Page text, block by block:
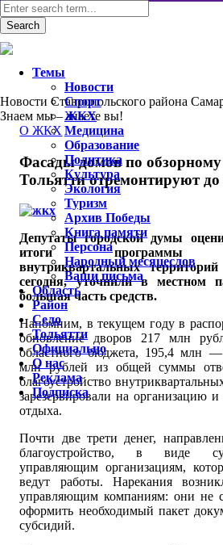
Новости Ставропольского района
Знаем мы – знаете вы!
О ЖКХ
Фасады домов по
Тольятти отремонтируют до
Депутаты городской думы
итоги программы
внутриквартальных
сегодня, уточнили в местном
большая часть средств.
Напомним, в текущем году в
обновление дворов 217 млн
областного бюджета, 195,4 млн —
млн рублей из общей суммы
благоустройство
зарезервировали на организацию и
отдыха.
Почти две трети денег,
благоустройство, в виде
управляющим организациям,
ведут работы. Нарекания
управляющим компаниям: они не
оформить необходимый пакет
субсидий.
Темы
Новости
Спорт
ЖКХ
Медицина
Образование
Политика
Культура
Экология
Туризм
Архив Победы
Книга памяти
Персона
Народный месяцеслов
Ваши письма
Область
Район
Село
Тольятти
Официально
О нас
Реклама
Подписка